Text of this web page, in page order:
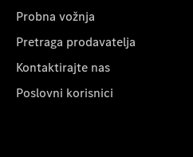
Probna vožnja
Pretraga prodavatelja
Kontaktirajte nas
Poslovni korisnici